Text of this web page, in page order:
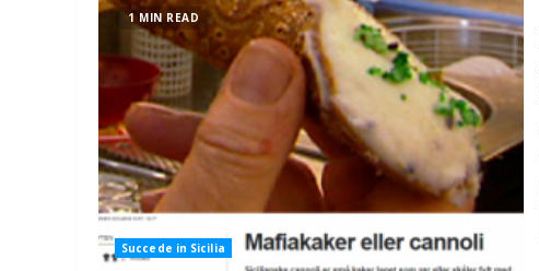
1 MIN READ
Succede in Sicilia